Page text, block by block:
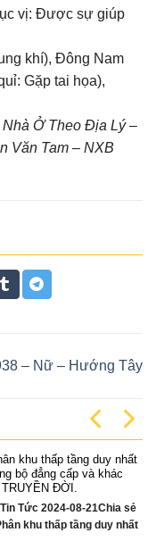
vị: Được sự giúp
khí), Đông Nam
Gặp tai họa),
Nhà Ở Theo Địa Lý –
Văn Tam – NXB
– Nữ – Hướng Tây
gia: Giá chung cư từ nay
sẽ tăng ở mức chưa từng
2024-07-31Chia sẻChuyên
cư từ nay đến năm 2026 sẽ